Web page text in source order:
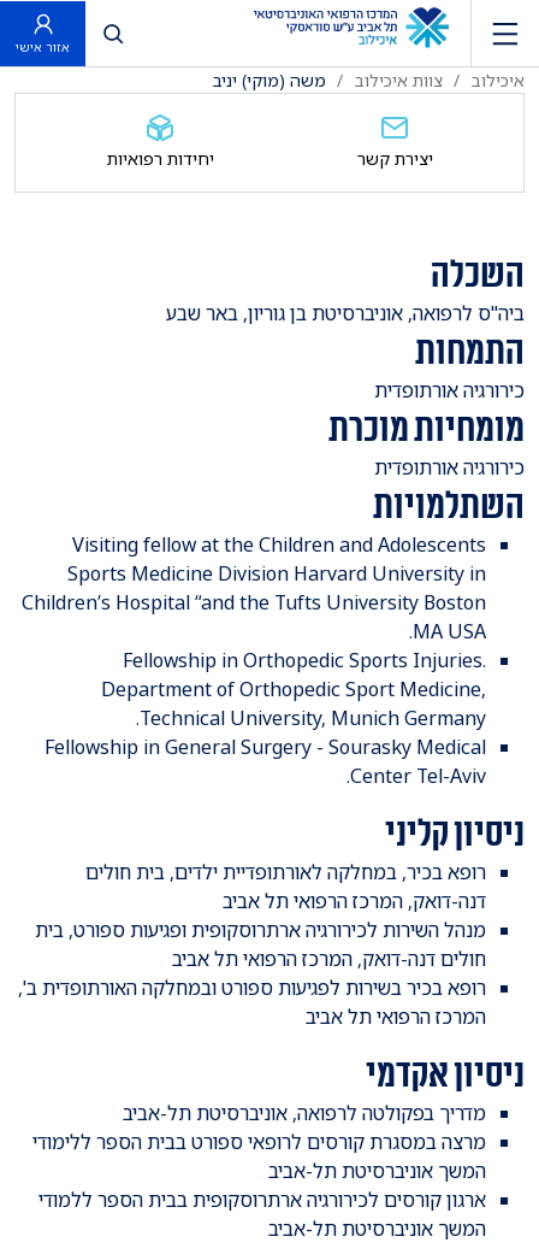
פתח חיפוש
אזור אישי
איכילוב צוות איכילוב משה (מוקי) יניב
השכלה
ביה"ס לרפואה, אוניברסיטת בן גוריון, באר שבע
התמחות
כירורגיה אורתופדית
מומחיות מוכרת
כירורגיה אורתופדית
השתלמויות
Visiting fellow at the Children and Adolescents
Sports Medicine Division Harvard University in
Children’s Hospital “and the Tufts University Boston
MA USA.
Fellowship in Orthopedic Sports Injuries.
Department of Orthopedic Sport Medicine,
Technical University, Munich Germany.
Fellowship in General Surgery - Sourasky Medical
Center Tel-Aviv.
ניסיון קליני
רופא בכיר, במחלקה לאורתופדיית ילדים, בית חולים
דנה-דואק, המרכז הרפואי תל אביב
מנהל השירות לכירורגיה ארתרוסקופית ופגיעות ספורט, בית
חולים דנה-דואק, המרכז הרפואי תל אביב
רופא בכיר בשירות לפגיעות ספורט ובמחלקה האורתופדית ב',
המרכז הרפואי תל אביב
ניסיון אקדמי
מדריך בפקולטה לרפואה, אוניברסיטת תל-אביב
מרצה במסגרת קורסים לרופאי ספורט בבית הספר ללימודי
המשך אוניברסיטת תל-אביב
ארגון קורסים לכירורגיה ארתרוסקופית בבית הספר ללמודי
המשך אוניברסיטת תל-אביב
יצירת קשר יחידות רפואיות